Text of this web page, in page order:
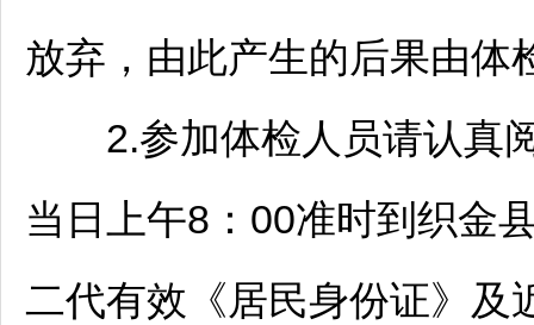
放弃，由此产生的后果由体
2.参加体检人员请认真阅
当日上午8：00准时到织金
二代有效《居民身份证》及